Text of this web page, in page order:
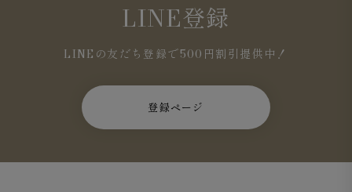
LINE登録
LINEの友だち登録で500円割引提供中！
登録ページ